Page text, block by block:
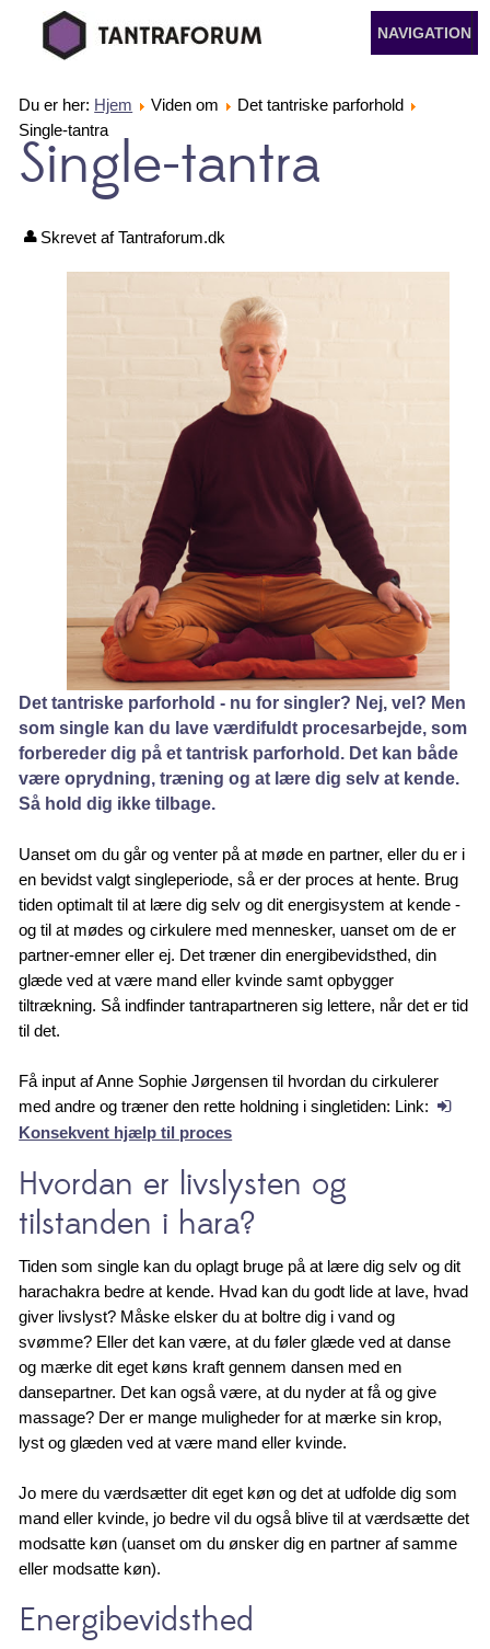
NAVIGATION
Du er her: Hjem Viden om
Det tantriske parforhold
Single-tantra
Single-tantra
Skrevet af Tantraforum.dk
Det tantriske parforhold - nu for singler? Nej, vel? Men
som single kan du lave værdifuldt procesarbejde, som
forbereder dig på et tantrisk parforhold. Det kan både
være oprydning, træning og at lære dig selv at kende.
Så hold dig ikke tilbage.
Uanset om du går og venter på at møde en partner, eller du er i
en bevidst valgt singleperiode, så er der proces at hente. Brug
tiden optimalt til at lære dig selv og dit energisystem at kende -
og til at mødes og cirkulere med mennesker, uanset om de er
partner-emner eller ej. Det træner din energibevidsthed, din
glæde ved at være mand eller kvinde samt opbygger
tiltrækning. Så indfinder tantrapartneren sig lettere, når det er tid
til det.
Få input af Anne Sophie Jørgensen til hvordan du cirkulerer
med andre og træner den rette holdning i singletiden: Link:
Konsekvent hjælp til proces
Hvordan er livslysten og
tilstanden i hara?
Tiden som single kan du oplagt bruge på at lære dig selv og dit
harachakra bedre at kende. Hvad kan du godt lide at lave, hvad
giver livslyst? Måske elsker du at boltre dig i vand og
svømme? Eller det kan være, at du føler glæde ved at danse
og mærke dit eget køns kraft gennem dansen med en
dansepartner. Det kan også være, at du nyder at få og give
massage? Der er mange muligheder for at mærke sin krop,
lyst og glæden ved at være mand eller kvinde.
Jo mere du værdsætter dit eget køn og det at udfolde dig som
mand eller kvinde, jo bedre vil du også blive til at værdsætte det
modsatte køn (uanset om du ønsker dig en partner af samme
eller modsatte køn).
Energibevidsthed